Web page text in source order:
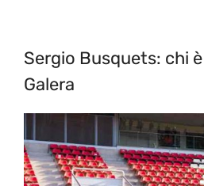
Sergio Busquets: chi
Galera